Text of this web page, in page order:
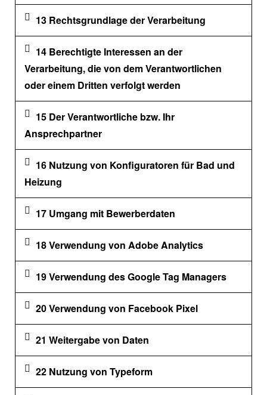
13 Rechtsgrundlage der Verarbeitung
14 Berechtigte Interessen an der
Verarbeitung, die von dem Verantwortlichen
oder einem Dritten verfolgt werden
15 Der Verantwortliche bzw. Ihr
Ansprechpartner
16 Nutzung von Konfiguratoren für Bad und
Heizung
17 Umgang mit Bewerberdaten
18 Verwendung von Adobe Analytics
19 Verwendung des Google Tag Managers
20 Verwendung von Facebook Pixel
21 Weitergabe von Daten
22 Nutzung von Typeform